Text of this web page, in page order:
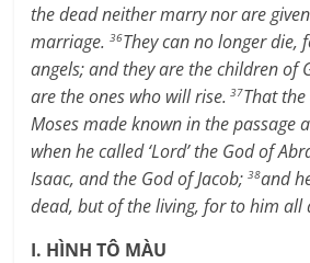
the dead neither marry nor are
marriage. 36They can no longer die,
angels; and they are the children of
are the ones who will rise. 37That
Moses made known in the passage
when he called ‘Lord’ the God of
Isaac, and the God of Jacob;38and
dead, but of the living, for to him all
I. HÌNH TÔ MÀU